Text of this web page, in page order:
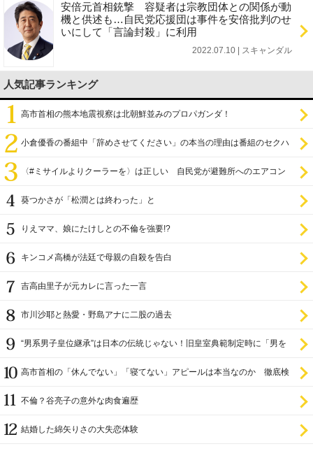
安倍元首相銃撃 容疑者は宗教団体との関係が動
機と供述も…自民党応援団は事件を安倍批判のせ
いにして「言論封殺」に利用
2022.07.10 | スキャンダル
人気記事ランキング
高市首相の熊本地震視察は北朝鮮並みのプロパガンダ！
小倉優香の番組中「辞めさせてください」の本当の理由は番組のセクハ
〈#ミサイルよりクーラーを〉は正しい 自民党が避難所へのエアコン
葵つかさが「松潤とは終わった」と
りえママ、娘にたけしとの不倫を強要!?
キンコメ高橋が法廷で母親の自殺を告白
吉高由里子が元カレに言った一言
市川沙耶と熱愛・野島アナに二股の過去
“男系男子皇位継承”は日本の伝統じゃない！旧皇室典範制定時に「男を
高市首相の「休んでない」「寝てない」アピールは本当なのか 徹底検
不倫？谷亮子の意外な肉食遍歴
結婚した綿矢りさの大失恋体験